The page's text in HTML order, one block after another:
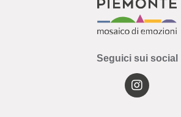
Seguici sui social